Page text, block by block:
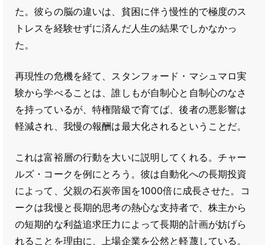
た。彼らの脳の違いは、貧困に伴う慢性的で極度のス
トレスを経験せずに済んだ人生の結果でしかなかっ
た。
再現性の危機を経て、スタンフォード・マシュマロ実
験から学べることは、誰しもが自制心と自制心のなさ
を持っているが、特権階級で育てば、後者の悪影響は
軽減され、我慢の報酬は最大化されるということだ。
これは富裕層の行動を大いに説明してくれる。チャー
ルズ・コークを例にとろう。彼は自動化への長期投資
によって、父親の石炭帝国を1000倍に成長させた。コ
ークは我慢と長期的思考の熱心な支持者で、株主から
の短期的な利益追求圧力によって長期的計画が妨げら
れることを理由に、上場企業を公然と軽蔑している。